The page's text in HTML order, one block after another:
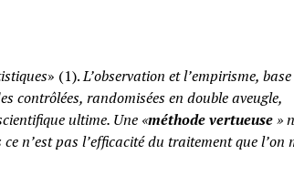
» (1).L’observation et l’empirisme, base
contrôlées, randomisées en double aveugle,
ultime. Une «méthode vertueuse»
n’est pas l’efficacité du traitement que l’on